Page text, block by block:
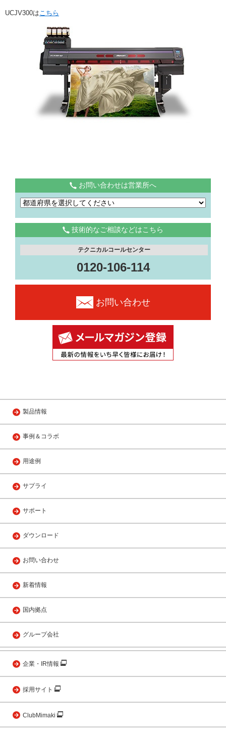
UCJV300はこちら
お問い合わせは営業所へ
技術的なご相談などはこちら
テクニカルコールセンター
0120-106-114
お問い合わせ
製品情報
事例＆コラボ
用途例
サプライ
サポート
ダウンロード
お問い合わせ
新着情報
国内拠点
グループ会社
企業・IR情報
採用サイト
ClubMimaki